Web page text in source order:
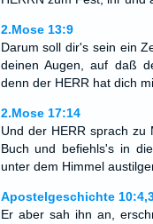
2.Mose 13:9
Darum soll dir's sein ein
deinen Augen, auf daß
denn der HERR hat dich
2.Mose 17:14
Und der HERR sprach zu
Buch und befiehls's in
unter dem Himmel
Apostelgeschichte
Er aber sah ihn an,